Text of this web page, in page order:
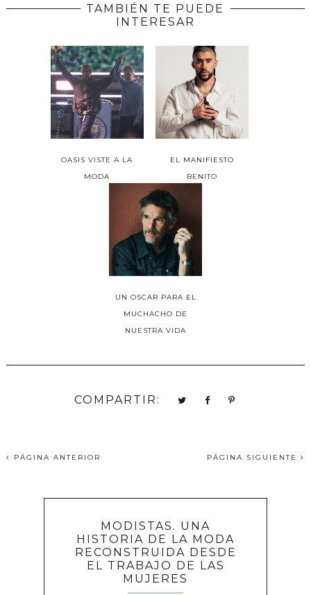
TAMBIÉN TE PUEDE
INTERESAR
OASIS VISTE A LA
MODA
EL MANIFIESTO
BENITO
UN OSCAR PARA EL
MUCHACHO DE
NUESTRA VIDA
COMPARTIR:
PÁGINA ANTERIOR PÁGINA SIGUIENTE
MODISTAS. UNA
HISTORIA DE LA MODA
RECONSTRUIDA DESDE
EL TRABAJO DE LAS
MUJERES